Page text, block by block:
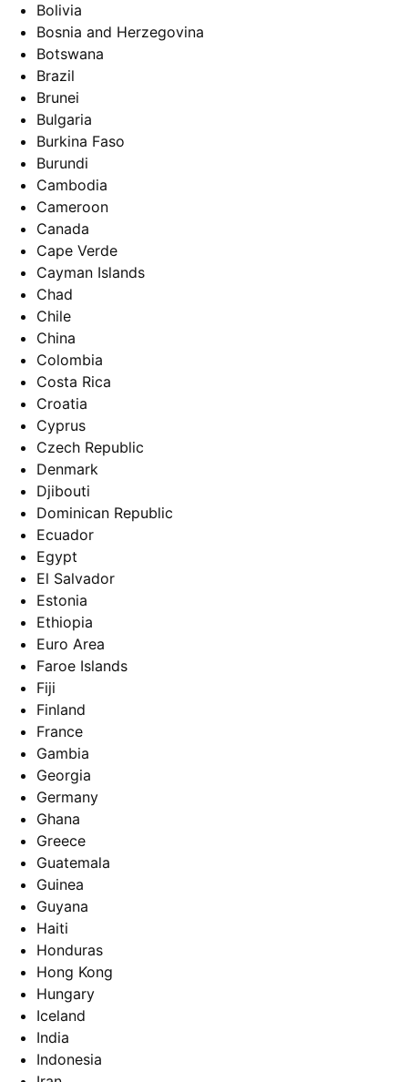
Bolivia
Bosnia and Herzegovina
Botswana
Brazil
Brunei
Bulgaria
Burkina Faso
Burundi
Cambodia
Cameroon
Canada
Cape Verde
Cayman Islands
Chad
Chile
China
Colombia
Costa Rica
Croatia
Cyprus
Czech Republic
Denmark
Djibouti
Dominican Republic
Ecuador
Egypt
El Salvador
Estonia
Ethiopia
Euro Area
Faroe Islands
Fiji
Finland
France
Gambia
Georgia
Germany
Ghana
Greece
Guatemala
Guinea
Guyana
Haiti
Honduras
Hong Kong
Hungary
Iceland
India
Indonesia